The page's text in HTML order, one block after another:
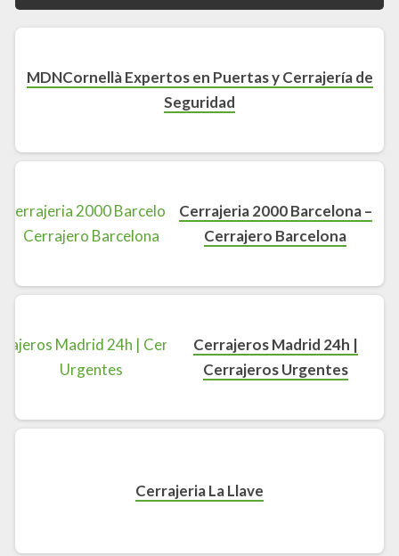
MDNCornellà Expertos en Puertas y Cerrajería de
Seguridad
Cerrajeria 2000 Barcelona –
Cerrajero Barcelona
Cerrajeros Madrid 24h |
Cerrajeros Urgentes
Cerrajeria La Llave